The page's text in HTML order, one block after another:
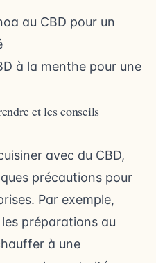
au CBD pour un
à la menthe pour une
et les conseils
avec du CBD,
précautions pour
Par exemple,
préparations au
à une